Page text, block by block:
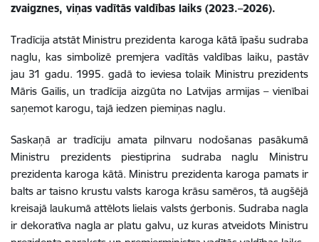
zvaigznes, viņas vadītās valdības laiks (2023.–2026).
Tradīcija atstāt Ministru prezidenta karoga kātā īpašu sudraba
naglu, kas simbolizē premjera vadītās valdības laiku, pastāv
jau 31 gadu. 1995. gadā to ieviesa tolaik Ministru prezidents
Māris Gailis, un tradīcija aizgūta no Latvijas armijas – vienībai
saņemot karogu, tajā iedzen piemiņas naglu.
Saskaņā ar tradīciju amata pilnvaru nodošanas pasākumā
Ministru prezidents piestiprina sudraba naglu Ministru
prezidenta karoga kātā. Ministru prezidenta karoga pamats ir
balts ar taisno krustu valsts karoga krāsu samēros, tā augšējā
kreisajā laukumā attēlots lielais valsts ģerbonis. Sudraba nagla
ir dekoratīva nagla ar platu galvu, uz kuras atveidots Ministru